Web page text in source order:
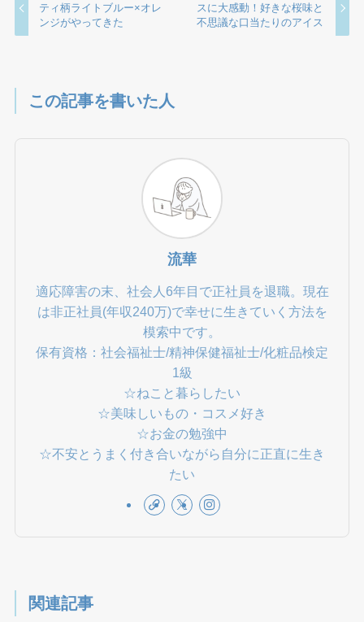
ティ柄ライトブルー×オレ
ンジがやってきた
スに大感動！好きな桜味と
不思議な口当たりのアイス
この記事を書いた人
流華
適応障害の末、社会人6年目で正社員を退職。現在
は非正社員(年収240万)で幸せに生きていく方法を
模索中です。
保有資格：社会福祉士/精神保健福祉士/化粧品検定
1級
☆ねこと暮らしたい
☆美味しいもの・コスメ好き
☆お金の勉強中
☆不安とうまく付き合いながら自分に正直に生き
たい
関連記事